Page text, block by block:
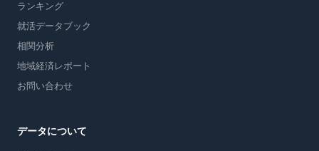
ランキング
就活データブック
相関分析
地域経済レポート
お問い合わせ
データについて